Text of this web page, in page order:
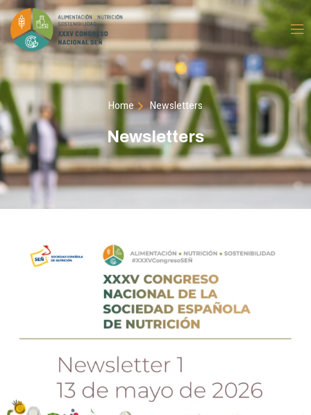
Home Newsletters
Newsletters